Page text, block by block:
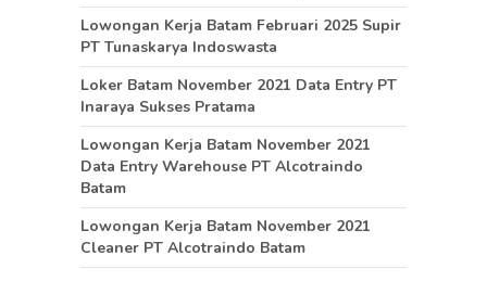
Lowongan Kerja Batam Februari 2025 Supir
PT Tunaskarya Indoswasta
Loker Batam November 2021 Data Entry PT
Inaraya Sukses Pratama
Lowongan Kerja Batam November 2021
Data Entry Warehouse PT Alcotraindo
Batam
Lowongan Kerja Batam November 2021
Cleaner PT Alcotraindo Batam